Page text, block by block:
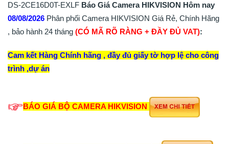
DS-2CE16D0T-EXLF Báo Giá Camera HIKVISION Hôm nay
08/08/2026 Phân phối Camera HIKVISION Giá Rẻ, Chính Hãng
, bảo hành 24 tháng (CÓ MÃ RÕ RÀNG + ĐẦY ĐỦ VAT):
Cam kết Hàng Chính hãng , đầy đủ giấy tờ hợp lệ cho công
trình ,dự án
BÁO GIÁ BỘ CAMERA HIKVISION